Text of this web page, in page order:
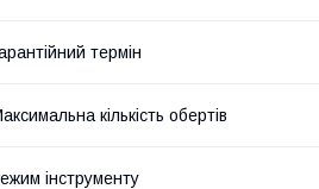
термін
кількість обертів
інструменту